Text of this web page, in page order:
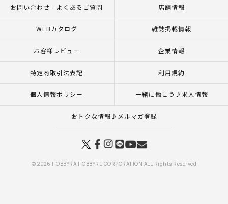
お問い合わせ - よくあるご質問 店舗情報
WEBカタログ 雑誌掲載情報
お客様レビュー 企業情報
特定商取引法表記 利用規約
個人情報ポリシー 一緒に働こう♪求人情報
おトクな情報♪メルマガ登録
© 2026 HOBBYRA HOBBYRE CORPORATION ALL Rights Reserved